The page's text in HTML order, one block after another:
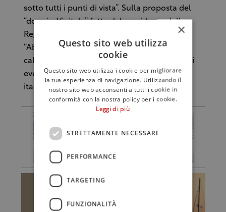
sotto tutti i punti di vista”. Sulla proposta del
“doppio-Vinitaly” fatta dal presidente della
Regione Veneto Luca Zaia, Mantovani dice:
“Abbiamo altre fiere all’estero con un
calendario molto fitto – dice – Un eccesso di
eventi fieristici non credo giovi ai produttori
italiani”.
×
Questo sito web utilizza
cookie
Questo sito web utilizza i cookie per migliorare
la tua esperienza di navigazione. Utilizzando il
nostro sito web acconsenti a tutti i cookie in
conformità con la nostra policy per i cookie.
Leggi di più
STRETTAMENTE NECESSARI
PERFORMANCE
TARGETING
FUNZIONALITÀ